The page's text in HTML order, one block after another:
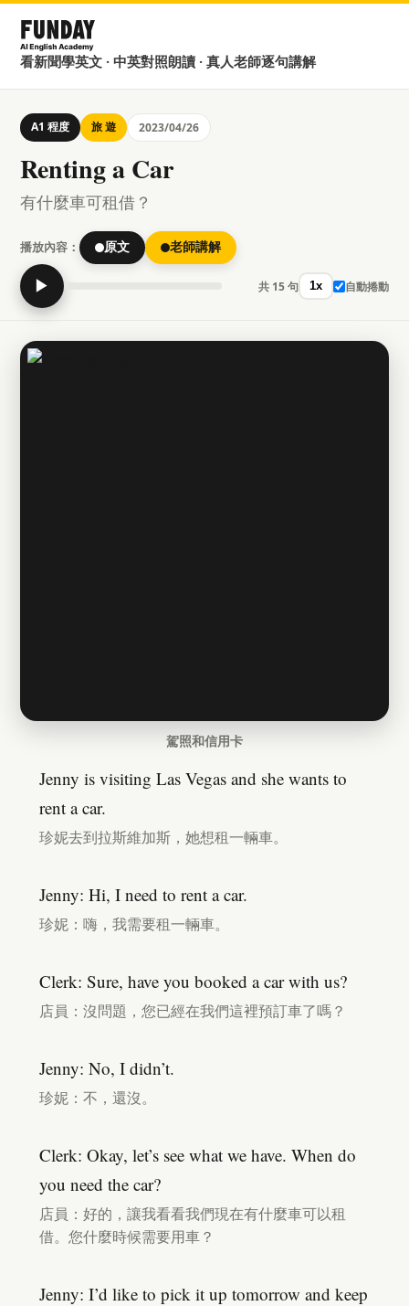
看新聞學英文 · 中英對照朗讀 · 真人老師逐句講解
A1 程度 旅 遊 2023/04/26
Renting a Car
有什麼車可租借？
播放內容： 原文 老師講解
▶ 共 15 句 1x 自動捲動
駕照和信用卡
Jenny is visiting Las Vegas and she wants to
rent a car.
珍妮去到拉斯維加斯，她想租一輛車。
Jenny: Hi, I need to rent a car.
珍妮：嗨，我需要租一輛車。
Clerk: Sure, have you booked a car with us?
店員：沒問題，您已經在我們這裡預訂車了嗎？
Jenny: No, I didn’t.
珍妮：不，還沒。
Clerk: Okay, let’s see what we have. When do
you need the car?
店員：好的，讓我看看我們現在有什麼車可以租
借。您什麼時候需要用車？
Jenny: I’d like to pick it up tomorrow and keep